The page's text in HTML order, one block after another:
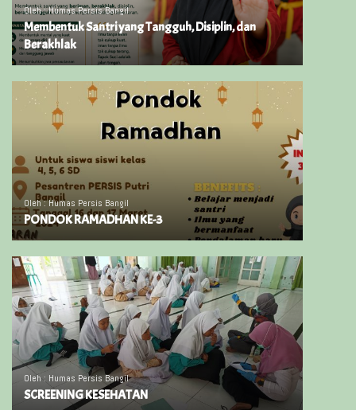
Oleh : Humas Persis Bangil
Membentuk Santri yang Tangguh, Disiplin, dan
Berakhlak
Oleh : Humas Persis Bangil
PONDOK RAMADHAN KE-3
Oleh : Humas Persis Bangil
SCREENING KESEHATAN